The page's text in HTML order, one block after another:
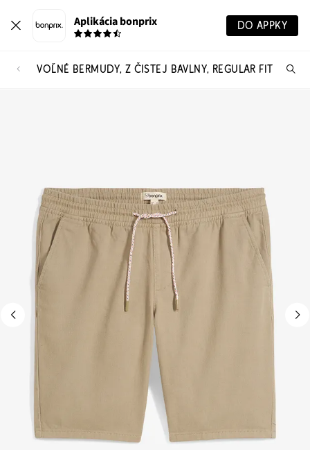
Aplikácia bonprix DO APPKY
VOĽNÉ BERMUDY, Z ČISTEJ BAVLNY, REGULAR FIT